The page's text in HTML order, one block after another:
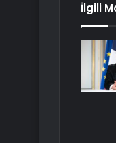
İlgili